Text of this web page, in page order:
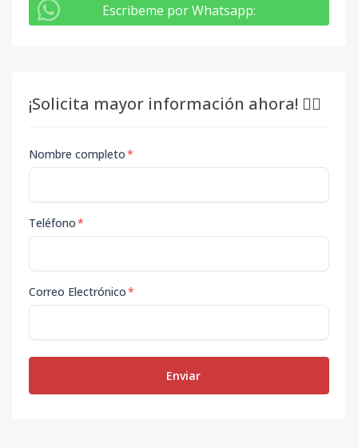
Escribeme por Whatsapp:
¡Solicita mayor información ahora! 👇🏽
Nombre completo*
Teléfono*
Correo Electrónico*
Enviar